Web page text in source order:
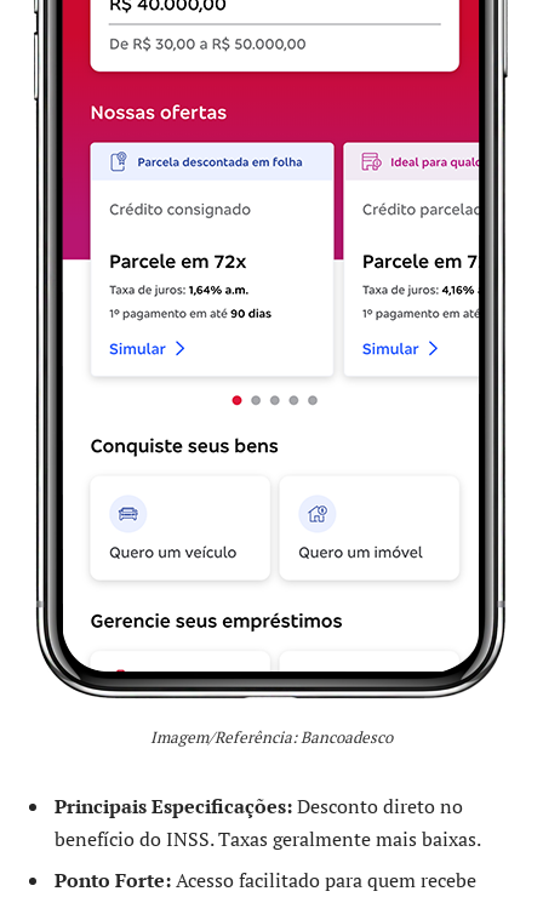
Imagem/Referência: Bancoadesco
Principais Especificações:Desconto direto no
benefício do INSS. Taxas geralmente mais baixas.
Ponto Forte:Acesso facilitado para quem recebe